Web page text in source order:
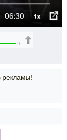
06:30 1x
9
рекламы!